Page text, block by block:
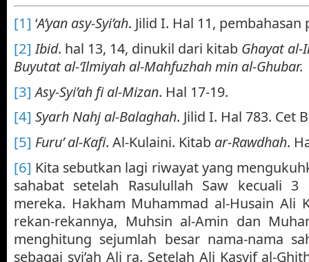
[1] ‘A’yan asy-Syi’ah. Jilid I. Hal 11,
[2] Ibid. hal 13, 14, dinukil dari kitab Ghayat
Buyutat al-‘Ilmiyah al-Mahfuzhah min al-Ghubar.
[3] Asy-Syi’ah fi al-Mizan. Hal 17-19.
[4] Syarh Nahj al-Balaghah. Jilid I. Hal 783. Cet
[5] Furu’ al-Kafi. Al-Kulaini. Kitab ar-Rawdhah.
[6] Kita sebutkan lagi riwayat yang
sahabat setelah Rasulullah Saw kecuali
mereka. Hakham Muhammad al-Husain Ali
rekan-rekannya, Muhsin al-Amin dan
menghitung sejumlah besar nama-nama
sebagai syi’ah Ali ra. Setelah Ali Kasyif al-